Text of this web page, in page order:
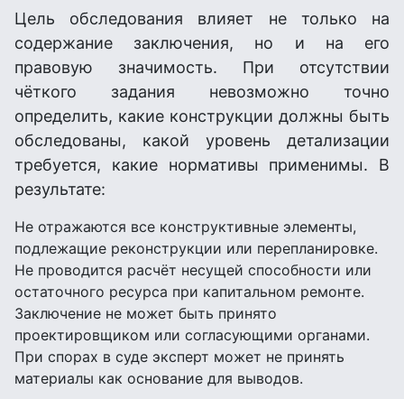
Цель обследования влияет не только на
содержание заключения, но и на его
правовую значимость. При отсутствии
чёткого задания невозможно точно
определить, какие конструкции должны быть
обследованы, какой уровень детализации
требуется, какие нормативы применимы. В
результате:
Не отражаются все конструктивные элементы,
подлежащие реконструкции или перепланировке.
Не проводится расчёт несущей способности или
остаточного ресурса при капитальном ремонте.
Заключение не может быть принято
проектировщиком или согласующими органами.
При спорах в суде эксперт может не принять
материалы как основание для выводов.